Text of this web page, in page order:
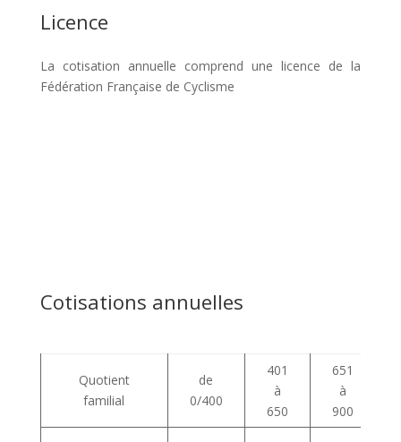
Licence
La cotisation annuelle comprend une licence de la
Fédération Française de Cyclisme
Cotisations annuelles
Quotient
familial
de
0/400
401
à
650
651
à
900